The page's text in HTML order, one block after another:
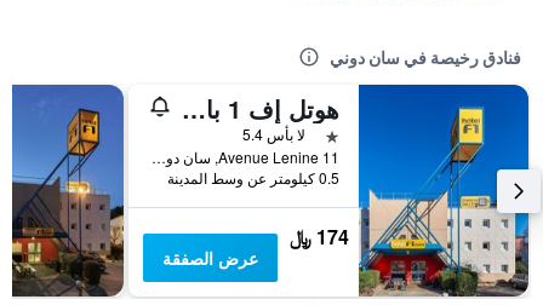
فنادق رخيصة في سان دوني
هوتل إف 1 باريس سانت دينيس يونيفرستي
نجمة واحدة
لا بأس 5.4
11 Avenue Lenine, سان دوني, إقليم سين سان دوني, فرنسا
0.5 كيلومتر عن وسط المدينة
174 ﷼
عرض الصفقة